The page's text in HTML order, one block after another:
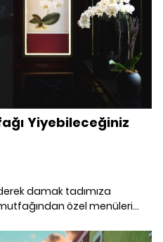
Yiyebileceğiniz
damak tadımıza
özel menüleri